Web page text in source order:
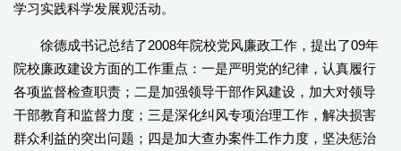
学习实践科学发展观活动。
徐德成书记总结了2008年院校党风廉政工作，提出了09年
院校廉政建设方面的工作重点：一是严明党的纪律，认真履行
各项监督检查职责；二是加强领导干部作风建设，加大对领导
干部教育和监督力度；三是深化纠风专项治理工作，解决损害
群众利益的突出问题；四是加大查办案件工作力度，坚决惩治